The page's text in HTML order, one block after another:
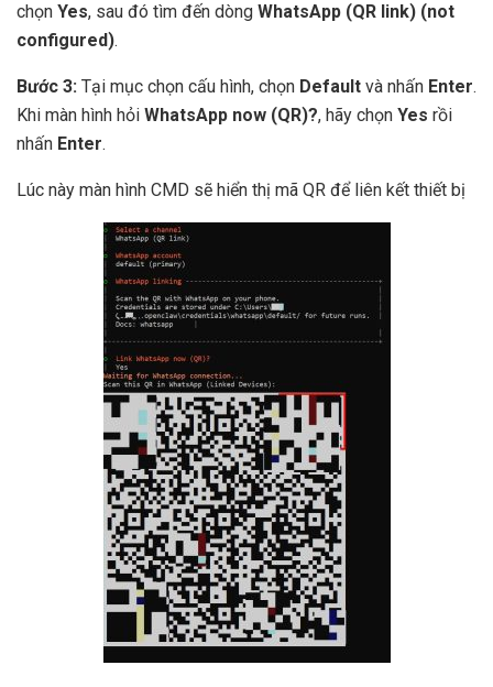
chọn Yes, sau đó tìm đến dòng WhatsApp (QR link) (not
configured).
Bước 3: Tại mục chọn cấu hình, chọn Default và nhấn Enter.
Khi màn hình hỏi WhatsApp now (QR)?, hãy chọn Yes rồi
nhấn Enter.
Lúc này màn hình CMD sẽ hiển thị mã QR để liên kết thiết bị